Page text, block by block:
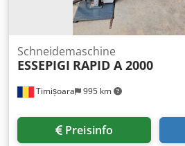
Timișoara 995 km
Schneidemaschine
ESSEPIGI RAPID A 2000
Preisinfo